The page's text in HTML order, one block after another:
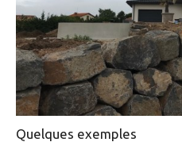
Quelques exemples